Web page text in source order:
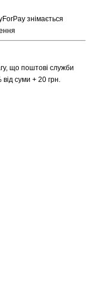
знімається
що поштові служби
суми + 20 грн.